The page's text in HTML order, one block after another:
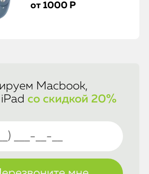
от 1000 Р
Macbook,
со скидкой 20%